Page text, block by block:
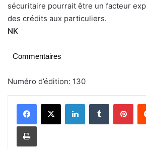
sécuritaire pourrait être un facteur
des crédits aux particuliers.
NK
Commentaires
Numéro d’édition: 130